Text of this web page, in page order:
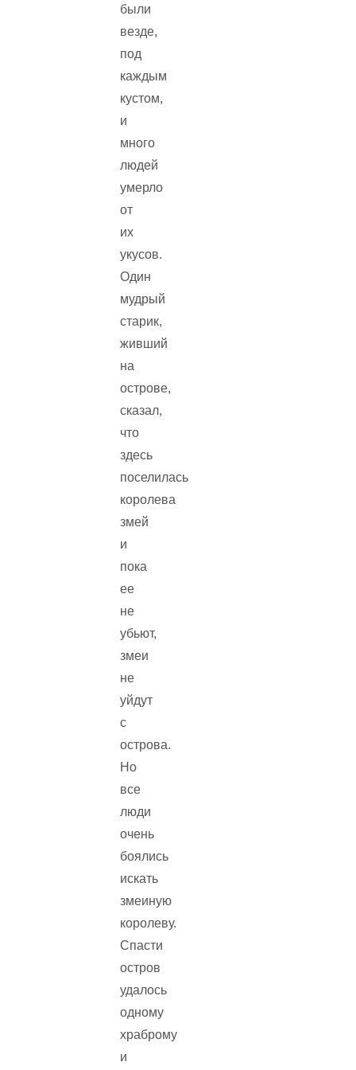
были
везде,
под
каждым
кустом,
и
много
людей
умерло
от
их
укусов.
Один
мудрый
старик,
живший
на
острове,
сказал,
что
здесь
поселилась
королева
змей
и
пока
ее
не
убьют,
змеи
не
уйдут
с
острова.
Но
все
люди
очень
боялись
искать
змеиную
королеву.
Спасти
остров
удалось
одному
храброму
и